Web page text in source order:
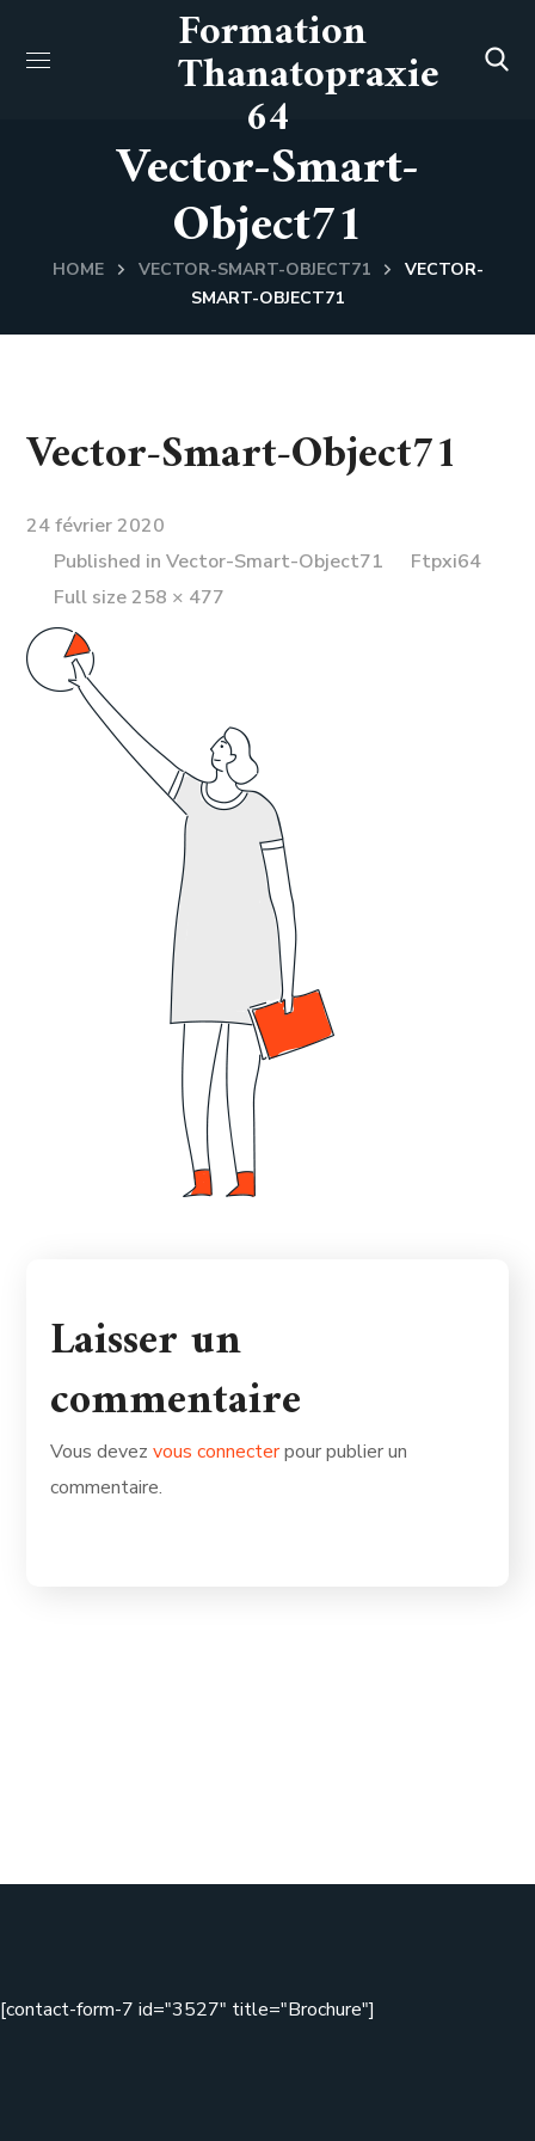
Formation
Thanatopraxie
64
Vector-Smart-
Object71
HOME VECTOR-SMART-OBJECT71
VECTOR-
SMART-OBJECT71
Vector-Smart-Object71
24 février 2020
Published inVector-Smart-Object71
Ftpxi64
Full
size
Full size 258 × 477
Laisser un
commentaire
Vous devezvous connecterpour publier un
commentaire.
[contact-form-7 id="3527" title="Brochure"]